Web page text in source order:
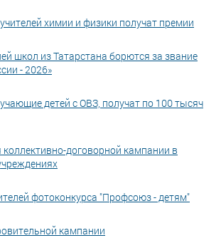
химии и физики получат премии
школ из Татарстана борются за звание
- 2026»
детей с ОВЗ, получат по 100 тысяч
коллективно-договорной кампании в
фотоконкурса "Профсоюз - детям"
кампании